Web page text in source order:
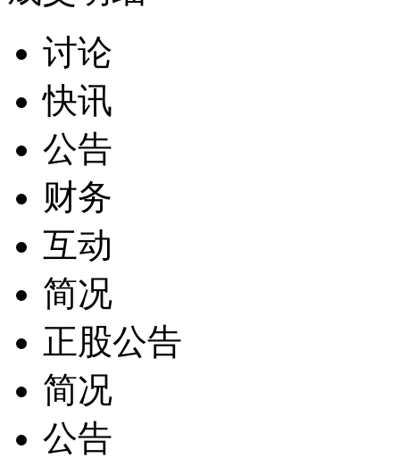
讨论
快讯
公告
财务
互动
简况
正股公告
简况
公告